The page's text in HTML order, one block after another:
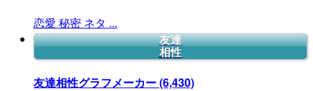
恋愛 秘密 ネタ ...
友達
相性
友達相性グラフメーカー(6,430)